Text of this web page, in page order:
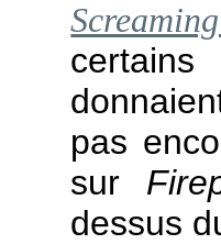
pas
sur
dessus